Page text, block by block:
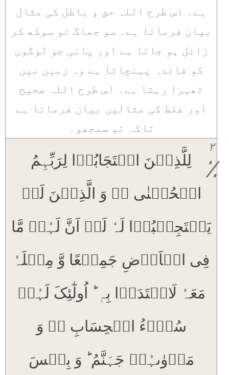
ہے۔ اس طرح اللہ حق و باطل کی مثال
بیان فرماتا ہے۔ سو جھاگ تو سوکھ کر
زائل ہو جاتا ہے اور پانی جو لوگوں
کو فائدہ پہنچاتا ہے وہ زمین میں
ٹھہرا رہتا ہے۔ اس طرح اللہ صحیح
اور غلط کی مثالیں بیان فرماتا ہے
تاکہ تم سمجھو۔
لِلَّذِیۡنَ اسۡتَجَابُوۡا لِرَبِّہِمُ
الۡحُسۡنٰی ؕؔ وَ الَّذِیۡنَ لَمۡ
یَسۡتَجِیۡبُوۡا لَہٗ لَوۡ اَنَّ لَہُمۡ مَّا
فِی الۡاَرۡضِ جَمِیۡعًا وَّ مِثۡلَہٗ
مَعَہٗ لَافۡتَدَوۡا بِہٖ ؕ اُولٰٓئِکَ لَہُمۡ
سُوۡٓءُ الۡحِسَابِ ۬ۙ وَ
مَاۡوٰىہُمۡ جَہَنَّمُ ؕ وَ بِئۡسَ
٪
۲